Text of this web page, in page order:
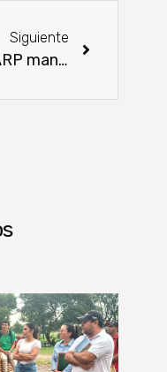
Siguiente
La ARP manifestó la necesidad de apertura de más mercados